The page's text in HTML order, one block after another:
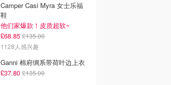
Camper Casi Myra 女士乐福
鞋
他们家爆款！皮质超软~
£68.85 £135.00
1128人感兴趣
Ganni 棉府绸系带荷叶边上衣
£37.80 £135.00